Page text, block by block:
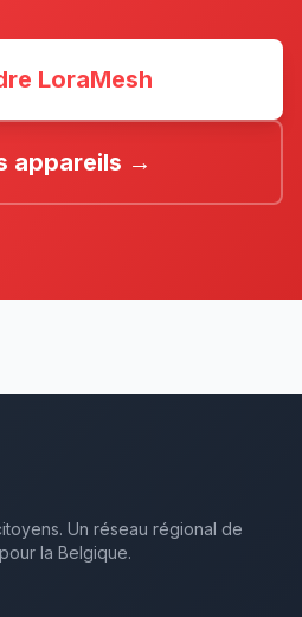
LoraMesh
appareils →
Un réseau régional de
la Belgique.